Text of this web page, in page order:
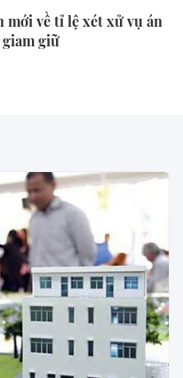
mới về tỉ lệ xét xử vụ án
giữ